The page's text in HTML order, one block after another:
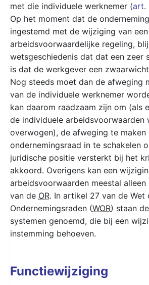
met die individuele werknemer (art.
Op het moment dat de
ingestemd met de wijziging van
arbeidsvoorwaardelijke regeling,
wetsgeschiedenis dat dat een zeer
is dat de werkgever een
Nog steeds moet dan de afweging
van de individuele werknemer
kan daarom raadzaam zijn om (als
de individuele arbeidsvoorwaarden
overwogen), de afweging te maken
ondernemingsraad in te schakelen
juridische positie versterkt bij het
akkoord. Overigens kan een
arbeidsvoorwaarden meestal
van de OR. In artikel 27 van de Wet
Ondernemingsraden (WOR) staan
systemen genoemd, die bij een
instemming behoeven.
Functiewijziging